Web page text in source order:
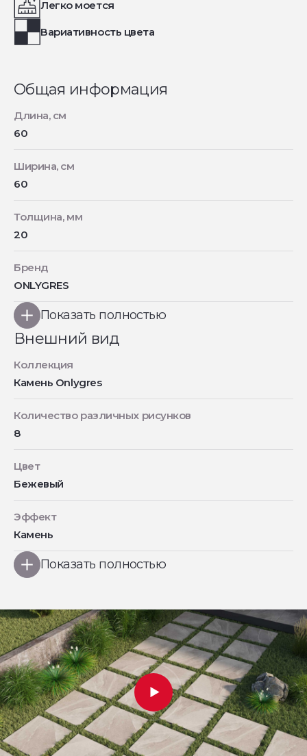
Легко моется
Вариативность цвета
Общая информация
Длина, см
60
Ширина, см
60
Толщина, мм
20
Бренд
ONLYGRES
Показать полностью
Внешний вид
Коллекция
Камень Onlygres
Количество различных рисунков
8
Цвет
Бежевый
Эффект
Камень
Показать полностью